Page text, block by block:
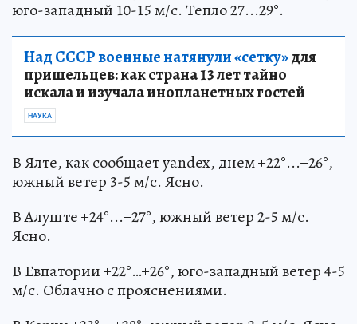
юго-западный 10-15 м/с. Тепло 27...29°.
Над СССР военные натянули «сетку»для
пришельцев: как страна 13 лет тайно
искала и изучала инопланетных гостей
НАУКА
В Ялте, как сообщает yandex, днем +22°...+26°,
южный ветер 3-5 м/с. Ясно.
В Алуште +24°...+27°, южный ветер 2-5 м/с.
Ясно.
В Евпатории +22°…+26°, юго-западный ветер 4-5
м/с. Облачно с прояснениями.